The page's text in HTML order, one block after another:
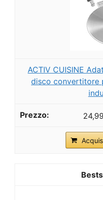
ACTIV CUISINE
disco convertitore